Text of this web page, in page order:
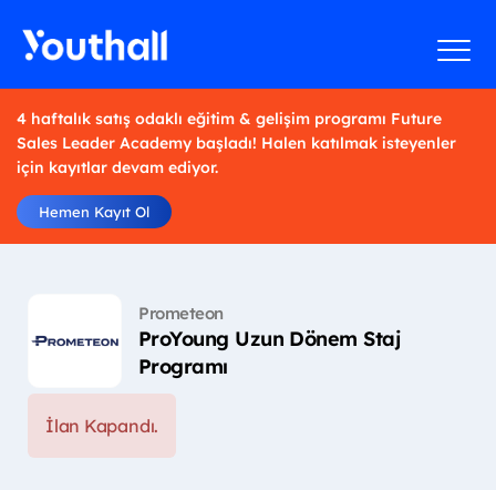
4 haftalık satış odaklı eğitim & gelişim programı Future
Sales Leader Academy başladı! Halen katılmak isteyenler
için kayıtlar devam ediyor.
Hemen Kayıt Ol
Prometeon
ProYoung Uzun Dönem Staj
Programı
İlan Kapandı.